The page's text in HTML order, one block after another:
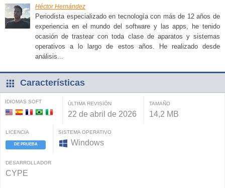
Héctor Hernández
Periodista especializado en tecnología con más de 12 años de
experiencia en el mundo del software y las apps, he tenido
ocasión de trastear con toda clase de aparatos y sistemas
operativos a lo largo de estos años. He realizado desde
análisis...
Características
IDIOMAS SOFT ÚLTIMA REVISIÓN
22 de abril de 2026
TAMAÑO
14,2 MB
LICENCIA
DE PRUEBA
SISTEMA OPERATIVO
Windows
DESARROLLADOR
CYPE